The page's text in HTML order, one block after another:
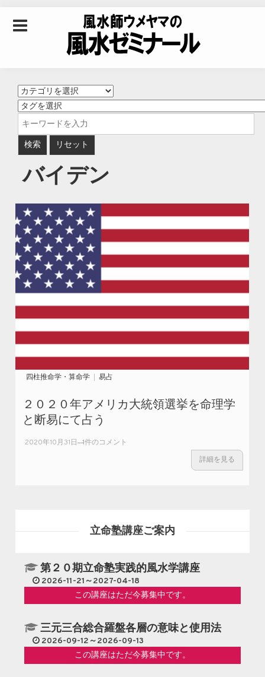
風水師ウメヤマの風
水ゼミナール｜風水
学・四柱推命学・易
学を合わせた立命講
座
バイデン
四柱推命学・算命学 易占
２０２０年アメリカ大統領選挙を命理学
と断易にて占う
2020年10月31日
２０２０年
1件のコメント
詳細を見る
立命塾講座ご案内
第２０期立命塾実践的風水学講座
2026-11-21～2027-04-18
この講座はただ今募集中です。
三元三合総合羅盤各層の意味と使用法
2026-09-12～2026-09-13
この講座はただ今募集中です。